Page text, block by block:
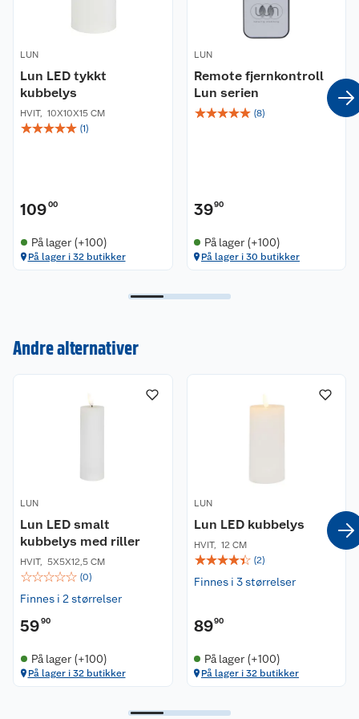
LUN
Lun LED tykkt
kubbelys
HVIT, 10X10X15 CM
☆☆☆☆☆ (1)
10900
På lager (+100)
På lager i 32 butikker
LUN
Remote fjernkontroll
Lun serien
☆☆☆☆☆ (8)
3990
På lager (+100)
På lager i 30 butikker
Andre alternativer
LUN
Lun LED smalt
kubbelys med riller
HVIT, 5X5X12,5 CM
☆☆☆☆☆ (0)
Finnes i 2 størrelser
5990
På lager (+100)
På lager i 32 butikker
LUN
Lun LED kubbelys
HVIT, 12 CM
☆☆☆☆☆ (2)
Finnes i 3 størrelser
8990
På lager (+100)
På lager i 32 butikker
Om oss
Coop kjeder
Ledige stillinger
Bærekraft
Kontakt oss
Betalingsalternativer
Leveringsalternativer
Pakkesporing
Kjøpsvilkår
Åpent kjøp
Coop medlem
Klikk og hent
Festdrakter til hele familien
Hagemøbler og utemøbler